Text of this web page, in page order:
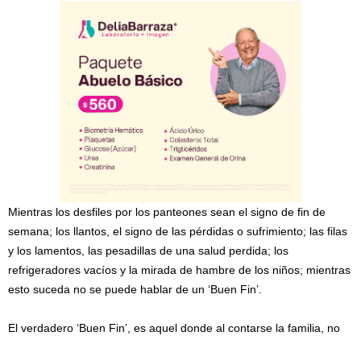
Mientras los desfiles por los panteones sean el signo de fin de
semana; los llantos, el signo de las pérdidas o sufrimiento; las filas
y los lamentos, las pesadillas de una salud perdida; los
refrigeradores vacíos y la mirada de hambre de los niños; mientras
esto suceda no se puede hablar de un ‘Buen Fin’.
El verdadero ‘Buen Fin’, es aquel donde al contarse la familia, no